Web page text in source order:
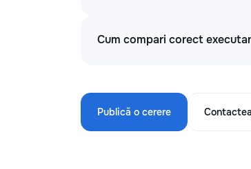
Cum compari corect
Publică o cerere